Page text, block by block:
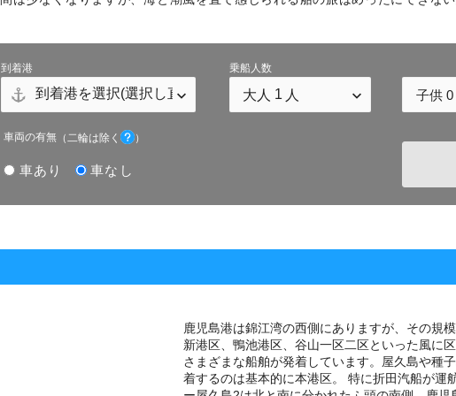
到着港 乗船人数
子供 0
車両の有無 （二輪は除く ）
車あり 車なし
鹿児島港は錦江湾の西側にありますが、その規
新港区、鴨池港区、谷山一区二区といった風に
さまざまな船舶が発着しています。屋久島や種
着するのは基本的に本港区。 特に折田汽船が運